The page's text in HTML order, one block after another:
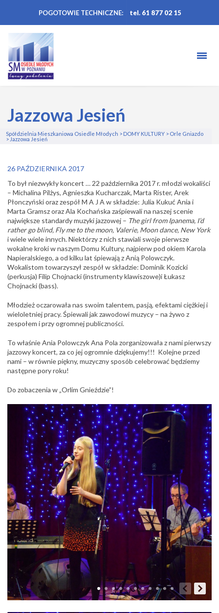
POGOTOWIE TECHNICZNE: tel. 61 877 02 15
Jazzowa Jesień
Spółdzielnia Mieszkaniowa Osiedle Młodych > DOMY KULTURY > Orle Gniazdo
>Jazzowa Jesień
26 PAŹDZIERNIKA 2017
To był niezwykły koncert … 22 października 2017 r. młodzi wokaliści
– Michalina Pilżys, Agnieszka Kucharczak, Marta Rister, Arek
Płonczyński oraz zespół M A J A w składzie: Julia Kukuć Ania i
Marta Gramsz oraz Ala Kochańska zaśpiewali na naszej scenie
największe standardy muzyki jazzowej – The girl from Ipanema, I’d
rather go blind, Fly me to the moon, Valerie, Moon dance, New York
i wiele wiele innych. Niektórzy z nich stawiali swoje pierwsze
wokalne kroki w naszym Domu Kultury, najpierw pod okiem Karola
Napieralskiego, a od kilku lat śpiewają z Anią Polowczyk.
Wokalistom towarzyszył zespół w składzie: Dominik Kozicki
(perkusja) Filip Chojnacki (instrumenty klawiszowe)i Łukasz
Chojnacki (bass).
Młodzież oczarowała nas swoim talentem, pasją, efektami ciężkiej i
wieloletniej pracy. Śpiewali jak zawodowi muzycy – na żywo z
zespołem i przy ogromnej publiczności.
To właśnie Ania Polowczyk Ana Pola zorganizowała z nami pierwszy
jazzowy koncert, za co jej ogromnie dziękujemy!!! Kolejne przed
nami – w równie piękny, muzyczny sposób celebrować będziemy
następne pory roku!
Do zobaczenia w „Orlim Gnieździe”!